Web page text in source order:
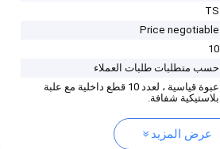
TS
Price negotiable
10
حسب متطلبات طلبات العملاء
عبوة قياسية ، لعدد 10 قطع داخلية مع علبة
بلاستيكية شفافة.
عرض المزيد